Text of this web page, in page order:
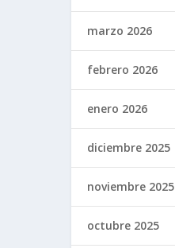
marzo 2026
febrero 2026
enero 2026
diciembre 2025
noviembre 2025
octubre 2025